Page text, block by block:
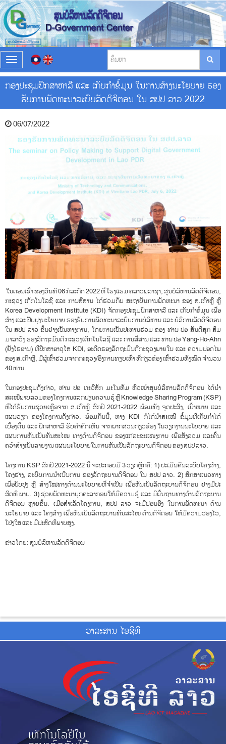
T
o
g
g
e
a
i
g
ກອງປະຊຸມປຶກສາຫາລື ແລະ ເກັບກຳຂໍ້ມູນ ໃນການສ້າງນະໂຍບາຍ ຮອງ
ຮັບການພັດທະນາລະບົບລັດດິຈິຕອນ ໃນ ສປປ ລາວ 2022
06/07/2022
ໃນຕອນເຊົ້າ ຂອງວັນທີ 06 ກໍລະກົດ 2022 ທີ່ ໂຮງແຮມ ຄລາວພລາຊາ, ສູນບໍລິຫານລັດດິຈິຕອນ,
ກະຊວງ ເຕັກໂນໂລຊີ ແລະ ການສື່ສານ ໄດ້ຮ່ວມກັບ ສະຖາບັນການພັດທະນາ ຂອງ ສ.ເກົາຫຼີ ຫຼື
Korea Development Institute (KDI) ຈັດກອງປະຊຸມປຶກສາຫາລື ແລະ ເກັບກຳຂໍ້ມູນ ເພື່ອ
ສ້າງ ແລະ ປັບປຸງນະໂຍບາຍ ຮອງຮັບການພັດທະນາລະບົບການບໍລິຫານ ແລະ ບໍລິການລັດດິຈິຕອນ
ໃນ ສປປ ລາວ ຂຶ້ນຢ່າງເປັນທາງການ, ໂດຍການເປັນປະທານຮ່ວມ ຂອງ ທ່ານ ປອ ສັນຕິສຸກ ສິມ
ມາລາວົງ ຮອງລັດຖະມົນຕີ ກະຊວງເຕັກໂນໂລຊີ ແລະ ການສື່ສານ ແລະ ທ່ານ ປອ Yang-Ho-Ahn
(ຢັງໂຮອານ) ທີ່ປຶກສາອາວຸໂສ KDI, ອະດີດຮອງລັດຖະມົນຕີກະຊວງພາຍໃນ ແລະ ຄວາມປອດໄພ
ຂອງ ສ.ເກົາຫຼີ, ມີຜູ້ເຂົ້າຮ່ວມຈາກກະຊວງ/ອົງການທຽບເທົ່າ ທີ່ກ່ຽວຂ້ອງ ເຂົ້າຮ່ວມທັງໝົດ ຈຳນວນ
40 ທ່ານ.
ໃນກອງປະຊຸມດັ່ງກ່າວ, ທ່ານ ປອ ທະວີສັກ ມະໂນທັມ ຫົວໜ້າສູນບໍລິຫານລັດດິຈິຕອນ ໄດ້ນໍາ
ສະເໜີພາບລວມຂອງໂຄງການແລກປ່ຽນຄວາມຮູ້ ຫຼື Knowledge Sharing Program (KSP)
ທີ່ໄດ້ຮັບການຊ່ວຍເຫຼືອຈາກ ສ.ເກົາຫຼີ ສົກປີ 2021-2022 ພ້ອມທັງ ຈຸດປະສົງ, ເປົ້າໝາຍ ແລະ
ແຜນວຽກ ຂອງໂຄງການດັ່ງກ່າວ. ພ້ອມກັນນີ້, ທາງ KDI ກໍ່ໄດ້ນຳສະເໜີ ຂໍ້ມູນທີ່ເກັບກຳໄດ້
ເບື້ອງຕົ້ນ ແລະ ປຶກສາຫາລື ຮັບຄຳຄິດເຫັນ ຈາກພາກສ່ວນກ່ຽວຂ້ອງ ໃນວຽກງານນະໂຍບາຍ ແລະ
ແຜນການຫັນເປັນທັນສະໄໝ ທາງດ້ານດິຈິຕອນ ຂອງແຕ່ລະຂະແໜງການ ເພື່ອສັງລວມ ແລະຄົ້ນ
ຄວ້າສ້າງເປັນລາຍງານ ແຜນນະໂຍບາຍໃນການຫັນເປັນລັດຖະບານດິຈິຕອນ ຂອງ ສປປ ລາວ.
ໂຄງການ KSP ສົກປີ 2021-2022 ນີ້ ຈະປະກອບມີ 3 ວຽກຫຼັກຄື: 1) ປະເມີນຄືນລະບົບໂຄງສ້າງ,
ໂຄງຮ່າງ, ລະບົບການນໍາເນີນການ ຂອງລັດຖະບານດິຈິຕອນ ໃນ ສປປ ລາວ. 2) ສຶກສາແນວທາງ
ເພື່ອປັບປຸງ ຫຼື ສ້າງໃໝ່ທາງດ້ານນະໂຍບາຍທີ່ຈໍາເປັນ ເພື່ອຫັນເປັນລັດຖະບານດິຈິຕອນ ຢ່າງມີປະ
ສິດທິ ພາບ. 3) ຊ່ວຍພັດທະນາບຸກຄະລາກອນໃຫ້ມີຄວາມຮູ້ ແລະ ມີພື້ນຖານທາງດ້ານລັດຖະບານ
ດິຈິຕອນ ຫຼາຍຂຶ້ນ. ເມື່ອສຳເລັດໂຄງການ, ສປປ ລາວ ຈະມີບ່ອນອີງ ໃນການພັດທະນາ ດ້ານ
ນະໂຍບາຍ ແລະ ໂຄງສ້າງ ເພື່ອຫັນເປັນລັດຖະບານທັນສະໄໝ ດ້ານດິຈິຕອນ ໃຫ້ມີຄວາມວ່ອງໄວ,
ໂປ່ງໃສ ແລະ ມີປະສິດທິພາບສູງ.
ຂ່າວໂດຍ: ສູນບໍລິຫານລັດດິຈິຕອນ
ວາ​ລະ​ສານ ໄອ​ຊີ​ທີ